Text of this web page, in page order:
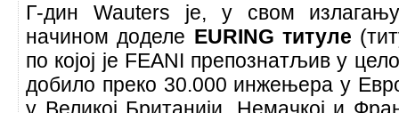
Г-дин Wauters је, у свом
начином доделе EURING титуле
по којој је FEANI препознатљив у
добило преко 30.000 инжењера у